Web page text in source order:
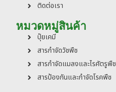
ติดต่อเรา
หมวดหมู่สินค้า
ปุ๋ยเคมี
สารกำจัดวัชพืช
สารกำจัดแมลงและไรศัตรูพืช
สารป้องกันและกำจัดโรคพืช